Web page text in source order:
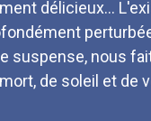
délicieux...
nous
de soleil et de